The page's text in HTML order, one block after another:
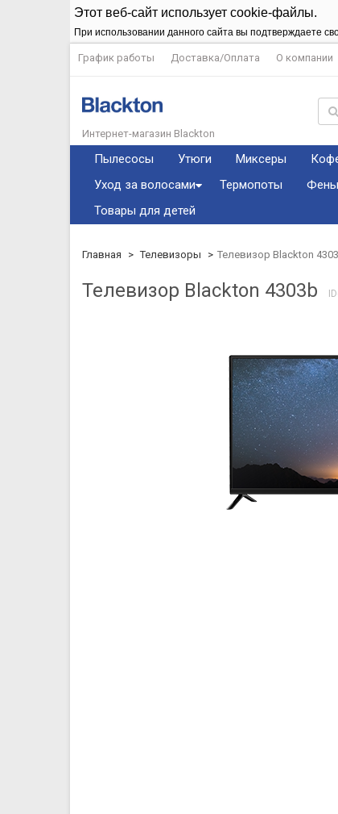
Этот веб-сайт использует cookie-файлы.
При использовании данного сайта вы подтверждаете
График работы Доставка/Оплата О компании
Интернет-магазин Blackton
Пылесосы Утюги Миксеры
Уход за волосами
Термопоты Фены
Товары для детей
Главная Телевизоры Телевизор Blackton
Телевизор Blackton 4303b